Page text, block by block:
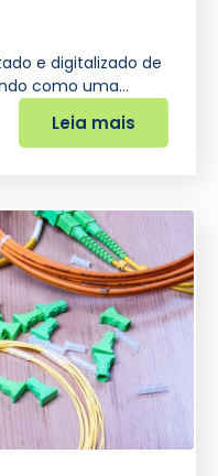
e digitalizado de
como uma…
Leia mais